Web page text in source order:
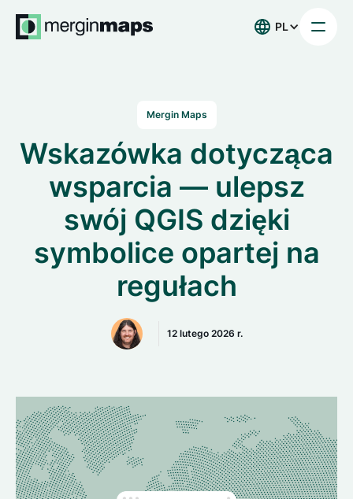
PL
Mergin Maps
Wskazówka dotycząca
wsparcia — ulepsz
swój QGIS dzięki
symbolice opartej na
regułach
12 lutego 2026 r.